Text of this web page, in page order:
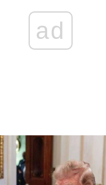
ad